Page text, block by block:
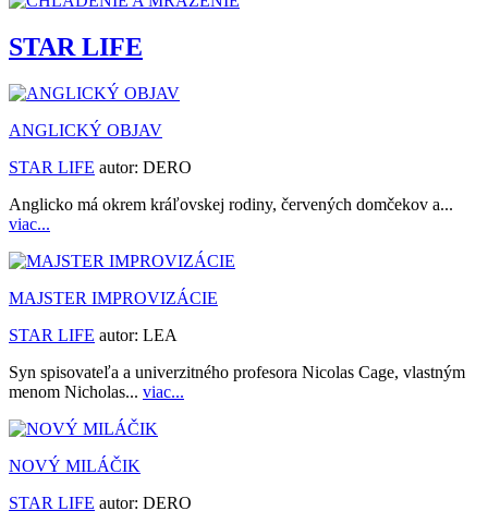
STAR LIFE
ANGLICKÝ OBJAV
STAR LIFE autor: DERO
Anglicko má okrem kráľovskej rodiny, červených domčekov a...
viac...
MAJSTER IMPROVIZÁCIE
STAR LIFE autor: LEA
Syn spisovateľa a univerzitného profesora Nicolas Cage, vlastným
menom Nicholas... viac...
NOVÝ MILÁČIK
STAR LIFE autor: DERO